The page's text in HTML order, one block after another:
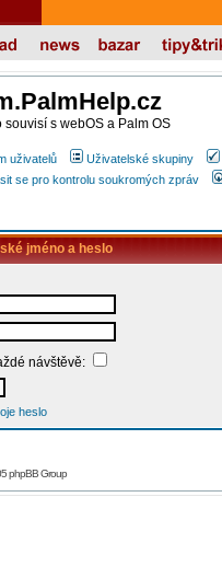
souvisí s webOS a Palm OS
uživatelů Uživatelské skupiny
se pro kontrolu soukromých zpráv
jméno a heslo
návštěvě:
heslo
phpBB Group